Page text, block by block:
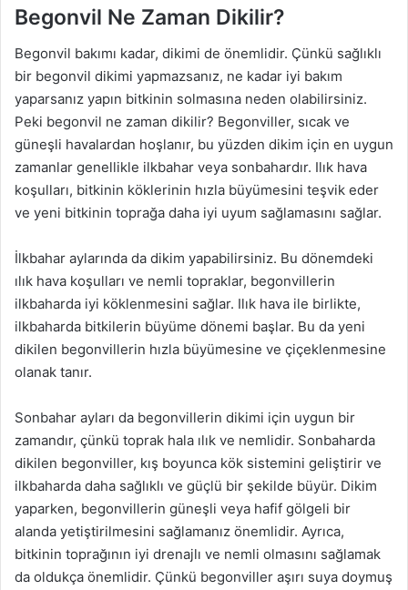
Begonvil Ne Zaman Dikilir?
Begonvil bakımı kadar, dikimi de önemlidir. Çünkü sağlıklı
bir begonvil dikimi yapmazsanız, ne kadar iyi bakım
yaparsanız yapın bitkinin solmasına neden olabilirsiniz.
Peki begonvil ne zaman dikilir? Begonviller, sıcak ve
güneşli havalardan hoşlanır, bu yüzden dikim için en uygun
zamanlar genellikle ilkbahar veya sonbahardır. Ilık hava
koşulları, bitkinin köklerinin hızla büyümesini teşvik eder
ve yeni bitkinin toprağa daha iyi uyum sağlamasını sağlar.
İlkbahar aylarında da dikim yapabilirsiniz. Bu dönemdeki
ılık hava koşulları ve nemli topraklar, begonvillerin
ilkbaharda iyi köklenmesini sağlar. Ilık hava ile birlikte,
ilkbaharda bitkilerin büyüme dönemi başlar. Bu da yeni
dikilen begonvillerin hızla büyümesine ve çiçeklenmesine
olanak tanır.
Sonbahar ayları da begonvillerin dikimi için uygun bir
zamandır, çünkü toprak hala ılık ve nemlidir. Sonbaharda
dikilen begonviller, kış boyunca kök sistemini geliştirir ve
ilkbaharda daha sağlıklı ve güçlü bir şekilde büyür. Dikim
yaparken, begonvillerin güneşli veya hafif gölgeli bir
alanda yetiştirilmesini sağlamanız önemlidir. Ayrıca,
bitkinin toprağının iyi drenajlı ve nemli olmasını sağlamak
da oldukça önemlidir. Çünkü begonviller aşırı suya doymuş